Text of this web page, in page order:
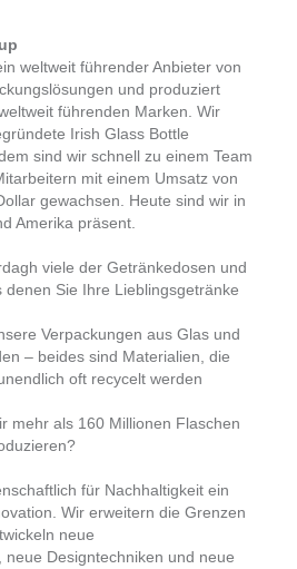
weltweit führender Anbieter von
und produziert
führenden Marken. Wir
Irish Glass Bottle
sind wir schnell zu einem Team
mit einem Umsatz von
gewachsen. Heute sind wir in
Amerika präsent.
viele der Getränkedosen und
denen Sie Ihre Lieblingsgetränke
Verpackungen aus Glas und
– beides sind Materialien, die
oft recycelt werden
mehr als 160 Millionen Flaschen
für Nachhaltigkeit ein
Wir erweitern die Grenzen
neue
neue Designtechniken und neue